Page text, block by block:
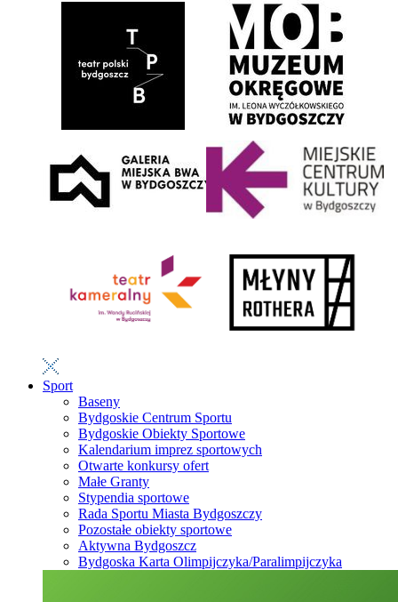
Sport
Baseny
Bydgoskie Centrum Sportu
Bydgoskie Obiekty Sportowe
Kalendarium imprez sportowych
Otwarte konkursy ofert
Małe Granty
Stypendia sportowe
Rada Sportu Miasta Bydgoszczy
Pozostałe obiekty sportowe
Aktywna Bydgoszcz
Bydgoska Karta Olimpijczyka/Paralimpijczyka